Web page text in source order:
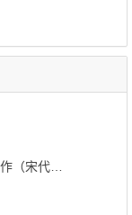
·戴栩）